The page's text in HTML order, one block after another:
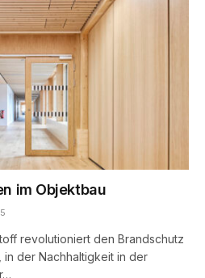
im Objektbau
revolutioniert den Brandschutz
in der Nachhaltigkeit in der